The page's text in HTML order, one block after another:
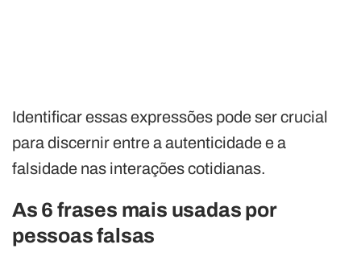
Identificar essas expressões pode ser crucial
para discernir entre a autenticidade e a
falsidade nas interações cotidianas.
As 6 frases mais usadas por
pessoas falsas